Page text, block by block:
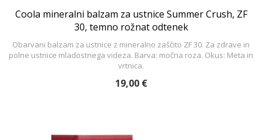
Coola mineralni balzam za ustnice Summer Crush, ZF
30, temno rožnat odtenek
Obarvani balzam za ustnice z mineralno zaščito ZF 30. Za zdrave in
polne ustnice mladostnega videza. Barva: močna roza. Okus: Meta in
vrtnica.
19,00 €